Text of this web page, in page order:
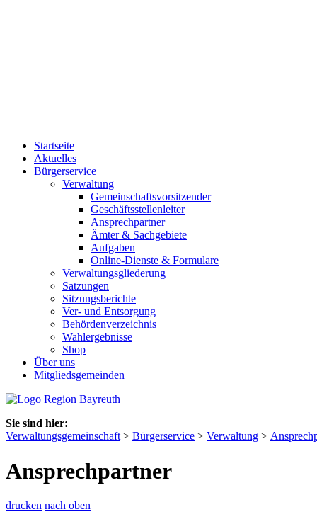
Startseite
Aktuelles
Bürgerservice
Verwaltung
Gemeinschaftsvorsitzender
Geschäftsstellenleiter
Ansprechpartner
Ämter & Sachgebiete
Aufgaben
Online-Dienste & Formulare
Verwaltungsgliederung
Satzungen
Sitzungsberichte
Ver- und Entsorgung
Behördenverzeichnis
Wahlergebnisse
Shop
Über uns
Mitgliedsgemeinden
Sie sind hier:
Verwaltungsgemeinschaft > Bürgerservice > Verwaltung >
Ansprechpartner
drucken nach oben